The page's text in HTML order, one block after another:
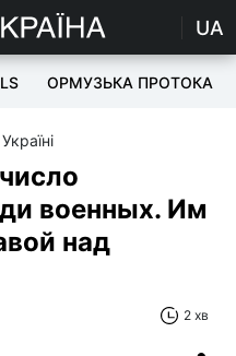
UA
ОРМУЗЬКА ПРОТОКА
военных. Им
над
2 хв